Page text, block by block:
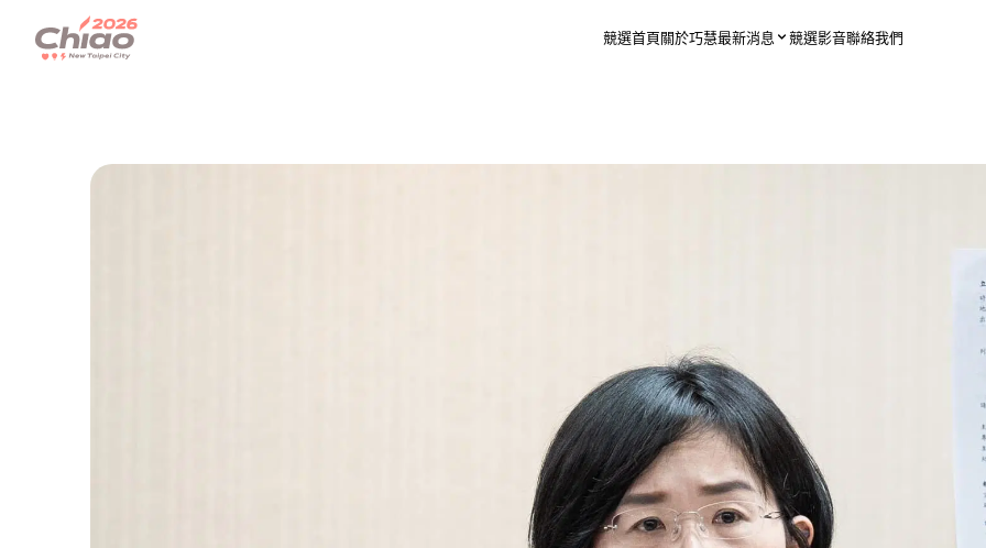
競選首頁關於巧慧最新消息 競選影音聯絡我們